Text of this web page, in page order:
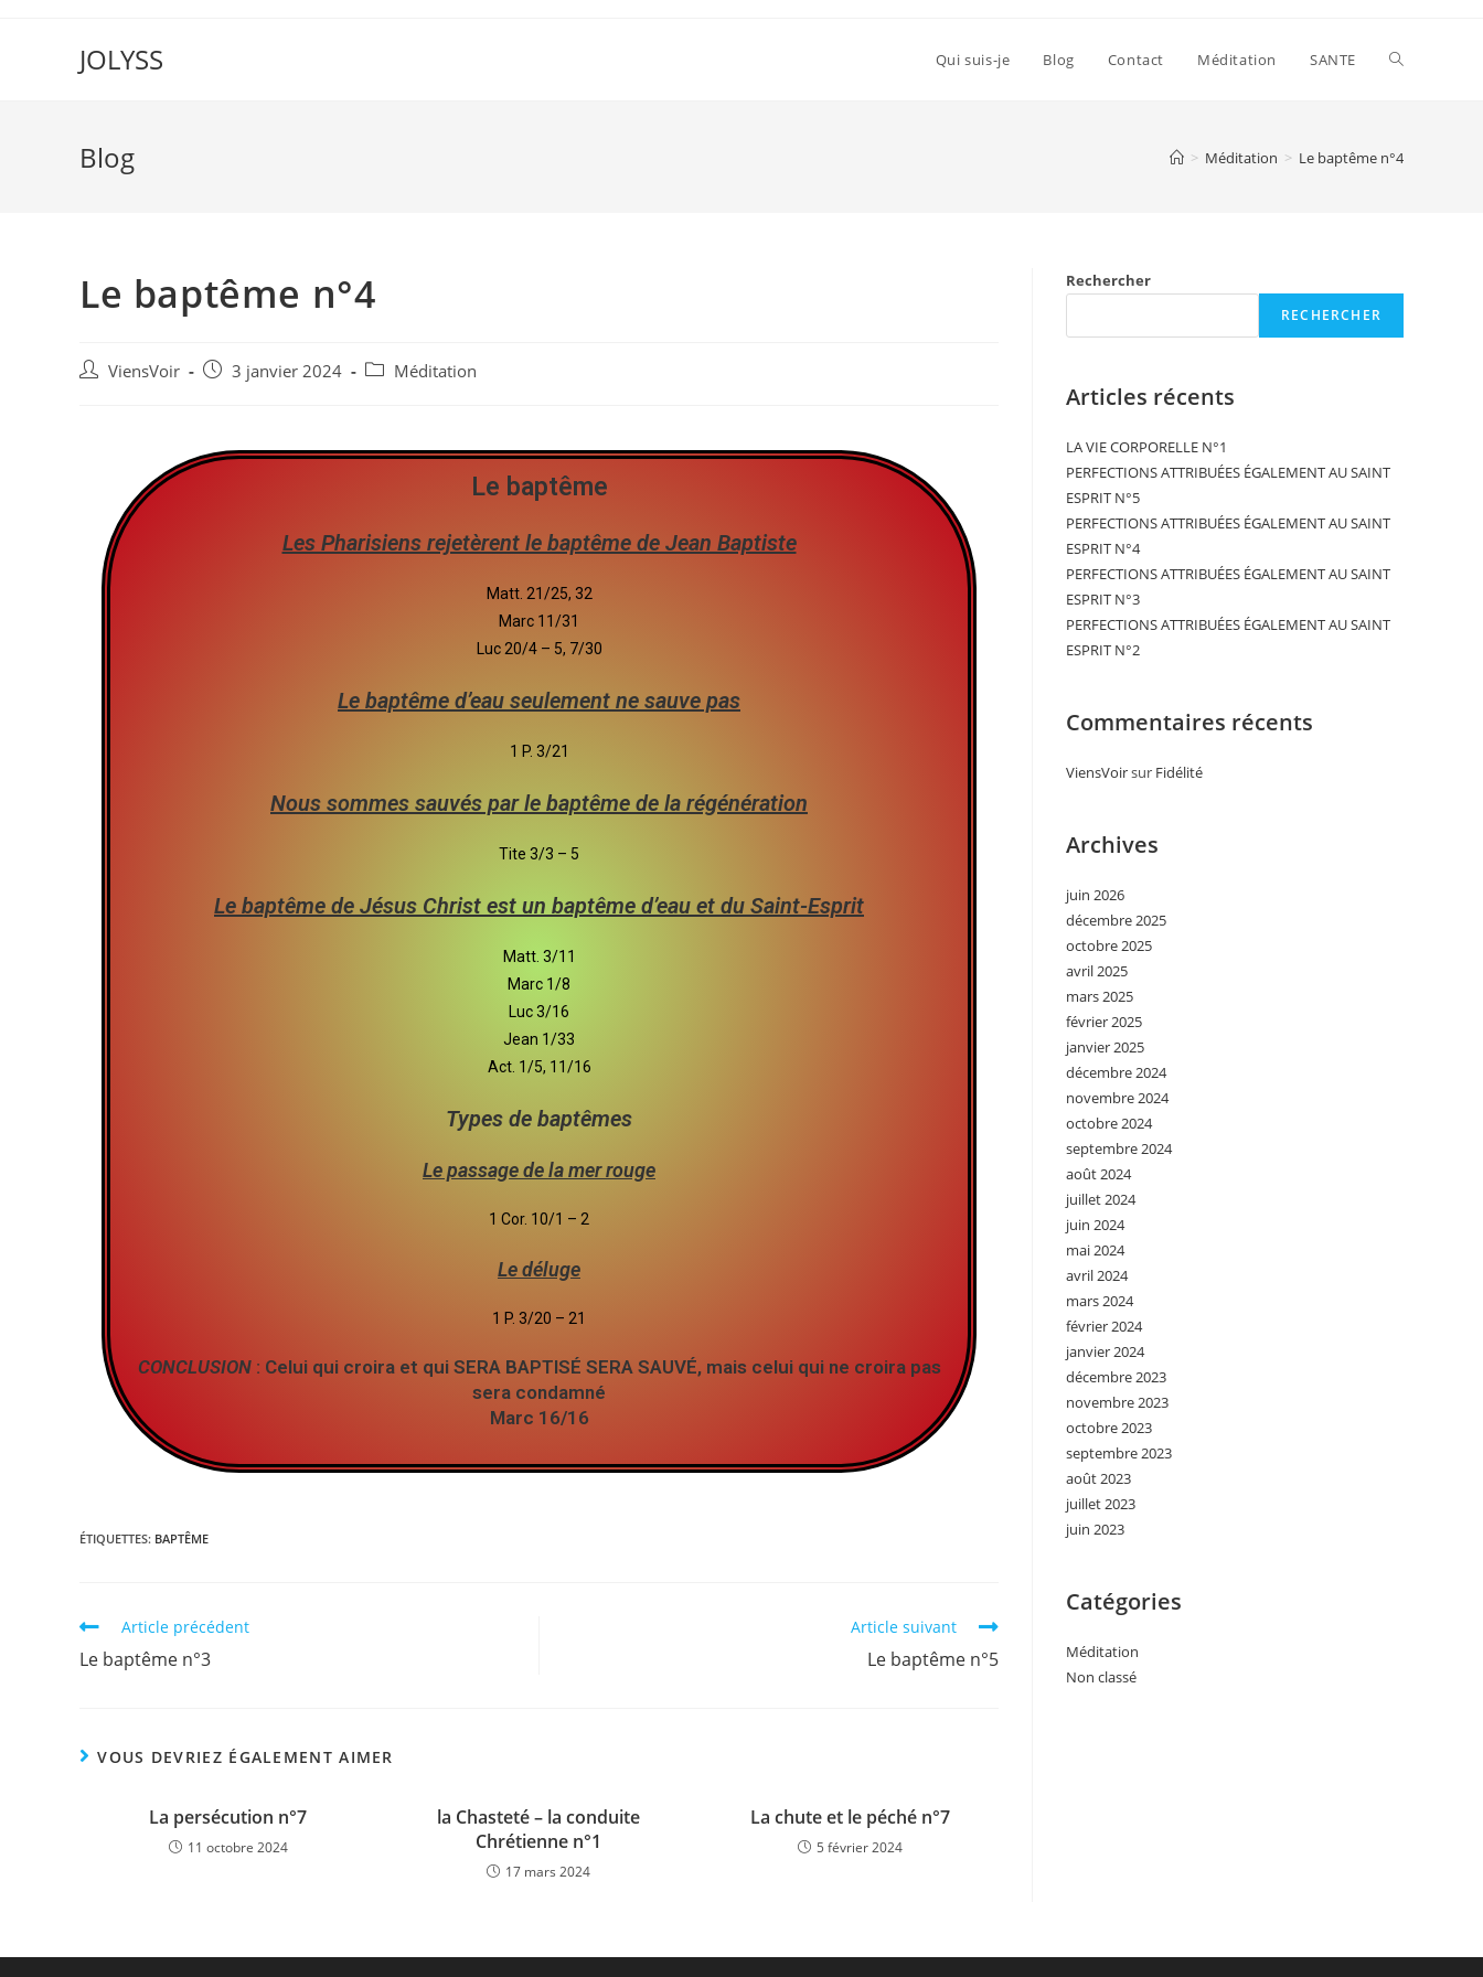
JOLYSS Qui suis-je Blog Contact Méditation SANTE
Blog > Méditation > Le baptême n°4
Le baptême n°4
ViensVoir 3 janvier 2024 Méditation
Le baptême
Les Pharisiens rejetèrent le baptême de Jean Baptiste
Matt. 21/25, 32
Marc 11/31
Luc 20/4 – 5, 7/30
Le baptême d’eau seulement ne sauve pas
1 P. 3/21
Nous sommes sauvés par le baptême de la régénération
Tite 3/3 – 5
Le baptême de Jésus Christ est un baptême d’eau et du Saint-Esprit
Matt. 3/11
Marc 1/8
Luc 3/16
Jean 1/33
Act. 1/5, 11/16
Types de baptêmes
Le passage de la mer rouge
1 Cor. 10/1 – 2
Le déluge
1 P. 3/20 – 21
CONCLUSION: Celui qui croira et qui SERA BAPTISÉ SERA SAUVÉ, mais celui qui ne croira pas
sera condamné
Marc 16/16
ÉTIQUETTES: BAPTÊME
Article précédent
Le baptême n°3
Article suivant
Le baptême n°5
VOUS DEVRIEZ ÉGALEMENT AIMER
La persécution n°7
11 octobre 2024
la Chasteté – la conduite
Chrétienne n°1
17 mars 2024
La chute et le péché n°7
5 février 2024
Rechercher
RECHERCHER
Articles récents
LA VIE CORPORELLE N°1
PERFECTIONS ATTRIBUÉES ÉGALEMENT AU SAINT
ESPRIT N°5
PERFECTIONS ATTRIBUÉES ÉGALEMENT AU SAINT
ESPRIT N°4
PERFECTIONS ATTRIBUÉES ÉGALEMENT AU SAINT
ESPRIT N°3
PERFECTIONS ATTRIBUÉES ÉGALEMENT AU SAINT
ESPRIT N°2
Commentaires récents
ViensVoirsur Fidélité
Archives
juin 2026
décembre 2025
octobre 2025
avril 2025
mars 2025
février 2025
janvier 2025
décembre 2024
novembre 2024
octobre 2024
septembre 2024
août 2024
juillet 2024
juin 2024
mai 2024
avril 2024
mars 2024
février 2024
janvier 2024
décembre 2023
novembre 2023
octobre 2023
septembre 2023
août 2023
juillet 2023
juin 2023
Catégories
Méditation
Non classé